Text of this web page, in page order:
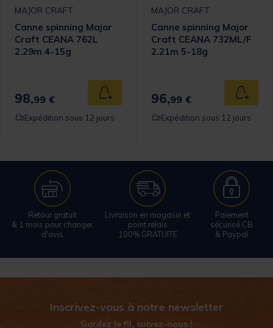
panier
MAJOR CRAFT
Canne spinning Major
Craft CEANA 762L
2.29m 4-15g
98,99 € Ajouter au panier
Expédition sous 12 jours
MAJOR CRAFT
Canne spinning Major
Craft CEANA 732ML/F
2.21m 5-18g
96,99 €
Expédition sous 12 jours
Retour gratuit
& 1 mois pour changer
d'avis
Livraison en magasin et
point relais
100% GRATUITE
Paiement
sécurisé CB
& Paypal
Inscrivez-vous à notre newsletter
Gardez le fil, suivez-nous !